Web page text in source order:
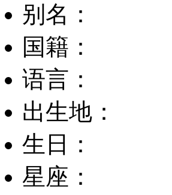
别名：
国籍：
语言：
出生地：
生日：
星座：